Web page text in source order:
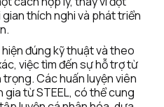
thích nghi và phát triển
đúng kỹ thuật và theo
việc tìm đến sự hỗ trợ từ
Các huấn luyện viên
từ STEEL, có thể cung